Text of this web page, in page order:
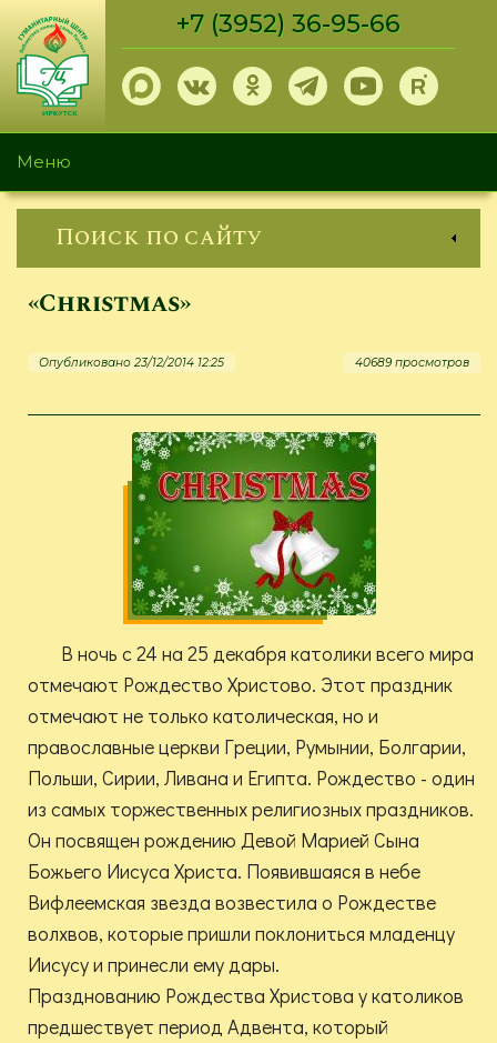
Перейти
основному
содержанию
+7 (3952) 36-95-66
Меню
Поиск по сайту
«Christmas»
Опубликовано 23/12/2014 12:25 40689 просмотров
В ночь с 24 на 25 декабря католики всего мира
отмечают Рождество Христово. Этот праздник
отмечают не только католическая, но и
православные церкви Греции, Румынии, Болгарии,
Польши, Сирии, Ливана и Египта. Рождество - один
из самых торжественных религиозных праздников.
Он посвящен рождению Девой Марией Сына
Божьего Иисуса Христа. Появившаяся в небе
Вифлеемская звезда возвестила о Рождестве
волхвов, которые пришли поклониться младенцу
Иисусу и принесли ему дары.
Празднованию Рождества Христова у католиков
предшествует период Адвента, который